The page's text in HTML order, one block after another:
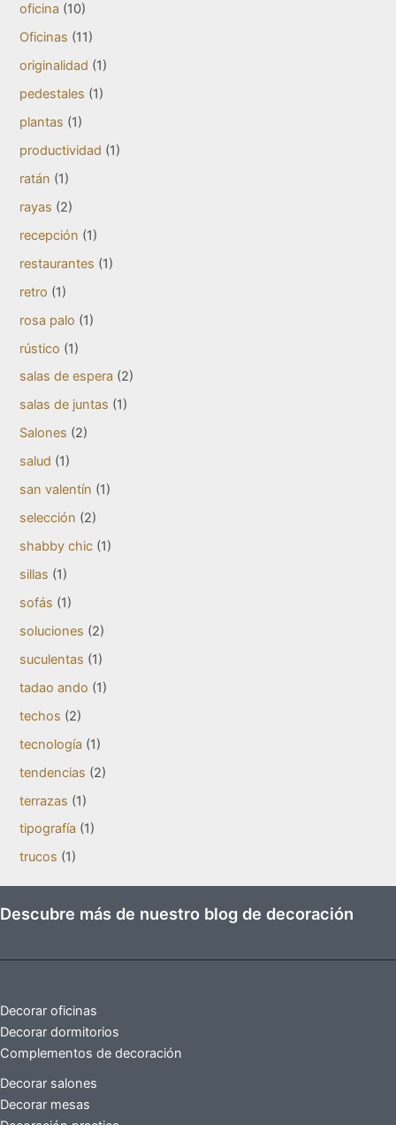
oficina (10)
Oficinas (11)
originalidad (1)
pedestales (1)
plantas (1)
productividad (1)
ratán (1)
rayas (2)
recepción (1)
restaurantes (1)
retro (1)
rosa palo (1)
rústico (1)
salas de espera (2)
salas de juntas (1)
Salones (2)
salud (1)
san valentín (1)
selección (2)
shabby chic (1)
sillas (1)
sofás (1)
soluciones (2)
suculentas (1)
tadao ando (1)
techos (2)
tecnología (1)
tendencias (2)
terrazas (1)
tipografía (1)
trucos (1)
Descubre más de nuestro blog de decoración
Decorar oficinas
Decorar dormitorios
Complementos de decoración
Decorar salones
Decorar mesas